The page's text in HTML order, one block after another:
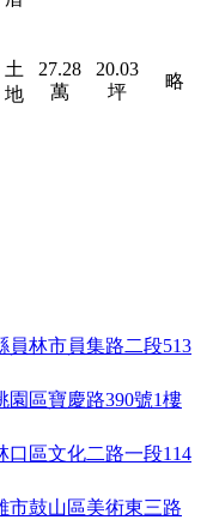
土
地
27.28
萬
20.03
坪
略
員林市員集路二段513
區寶慶路390號1樓
口區文化二路一段114
市鼓山區美術東三路